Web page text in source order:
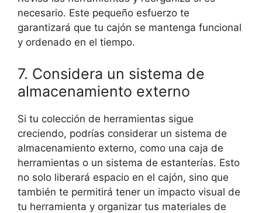
necesario. Este pequeño esfuerzo te
garantizará que tu cajón se mantenga funcional
y ordenado en el tiempo.
7. Considera un sistema de
almacenamiento externo
Si tu colección de herramientas sigue
creciendo, podrías considerar un sistema de
almacenamiento externo, como una caja de
herramientas o un sistema de estanterías. Esto
no solo liberará espacio en el cajón, sino que
también te permitirá tener un impacto visual de
tu herramienta y organizar tus materiales de